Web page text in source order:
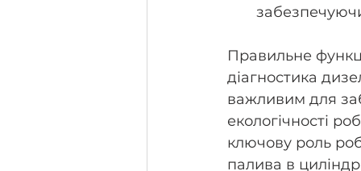
Правильне
діагностика
важливим для
екологічності
ключову роль
палива в